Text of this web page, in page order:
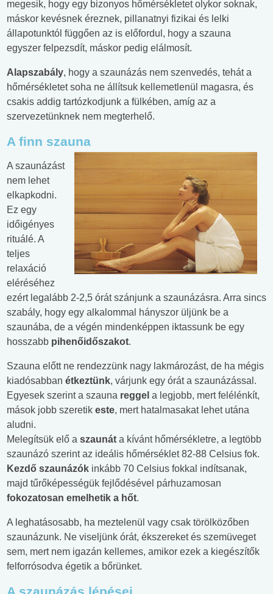
megesik, hogy egy bizonyos hőmérsékletet olykor soknak,
máskor kevésnek éreznek, pillanatnyi fizikai és lelki
állapotunktól függően az is előfordul, hogy a szauna
egyszer felpezsdít, máskor pedig elálmosít.
Alapszabály, hogy a szaunázás nem szenvedés, tehát a
hőmérsékletet soha ne állítsuk kellemetlenül magasra, és
csakis addig tartózkodjunk a fülkében, amíg az a
szervezetünknek nem megterhelő.
A finn szauna
A szaunázást
nem lehet
elkapkodni.
Ez egy
időigényes
rituálé. A
teljes
relaxáció
eléréséhez
ezért legalább 2-2,5 órát szánjunk a szaunázásra. Arra sincs
szabály, hogy egy alkalommal hányszor üljünk be a
szaunába, de a végén mindenképpen iktassunk be egy
hosszabb pihenőidőszakot.
Szauna előtt ne rendezzünk nagy lakmározást, de ha mégis
kiadósabban étkeztünk, várjunk egy órát a szaunázással.
Egyesek szerint a szauna reggel a legjobb, mert felélénkít,
mások jobb szeretik este, mert hatalmasakat lehet utána
aludni.
Melegítsük elő a szaunát a kívánt hőmérsékletre, a legtöbb
szaunázó szerint az ideális hőmérséklet 82-88 Celsius fok.
Kezdő szaunázók inkább 70 Celsius fokkal indítsanak,
majd tűrőképességük fejlődésével párhuzamosan
fokozatosan emelhetik a hőt.
A leghatásosabb, ha meztelenül vagy csak törölközőben
szaunázunk. Ne viseljünk órát, ékszereket és szemüveget
sem, mert nem igazán kellemes, amikor ezek a kiegészítők
felforrósodva égetik a bőrünket.